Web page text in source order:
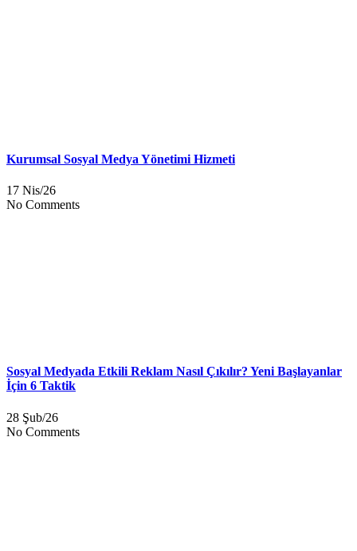
Kurumsal Sosyal Medya Yönetimi Hizmeti
17 Nis/26
No Comments
Sosyal Medyada Etkili Reklam Nasıl Çıkılır? Yeni Başlayanlar
İçin 6 Taktik
28 Şub/26
No Comments